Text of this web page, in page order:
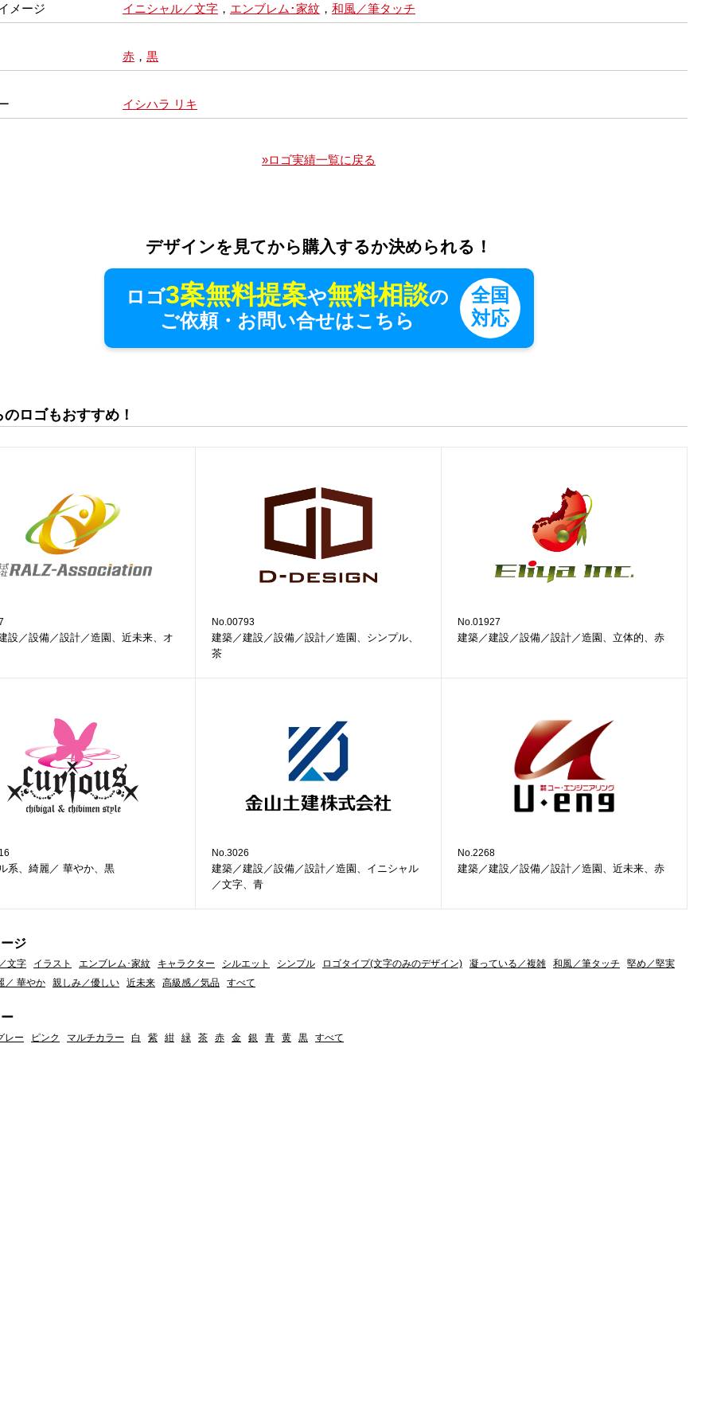
メージ イニシャル／文字 ， エンブレム･家紋 ， 和風／筆タッチ
赤 ， 黒
イシハラ リキ
»ロゴ実績一覧に戻る
デザインを見てから購入するか決められる！
ロゴ3案無料提案や無料相談の
ご依頼・お問い合せはこちら
全国
対応
ロゴもおすすめ！
設／設備／設計／造園、近未来、オ
No.00793
建築／建設／設備／設計／造園、シンプル、
茶
No.01927
建築／建設／設備／設計／造園、立体的、赤
系、綺麗／ 華やか、黒
No.3026
建築／建設／設備／設計／造園、イニシャル
／文字、青
No.2268
建築／建設／設備／設計／造園、近未来、赤
ジ
文字 イラスト エンブレム･家紋 キャラクター シルエット シンプル ロゴタイプ(文字のみのデザイン) 凝っている／複雑 和風／筆タッチ
堅め／堅実
／ 華やか
親しみ／優しい 近未来 高級感／気品 すべて
レー ピンク マルチカラー 白 紫 紺 緑 茶 赤 金 銀 青 黄 黒 すべて